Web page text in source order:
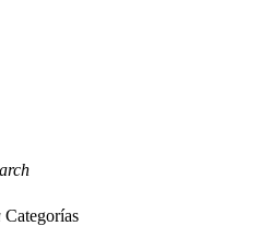
Categorías